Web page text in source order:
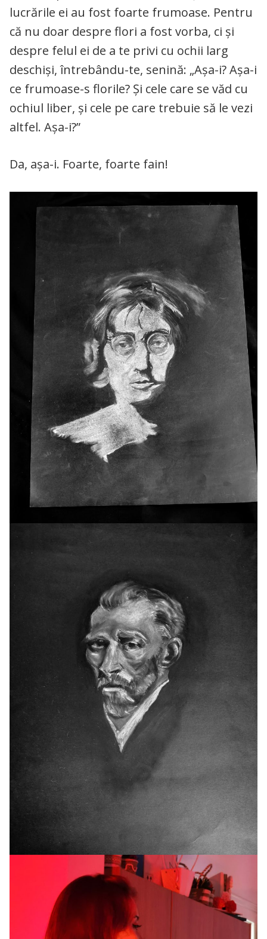
lucrările ei au fost foarte frumoase. Pentru
că nu doar despre flori a fost vorba, ci și
despre felul ei de a te privi cu ochii larg
deschiși, întrebându-te, senină: „Așa-i? Așa-i
ce frumoase-s florile? Și cele care se văd cu
ochiul liber, și cele pe care trebuie să le vezi
altfel. Așa-i?”
Da, așa-i. Foarte, foarte fain!